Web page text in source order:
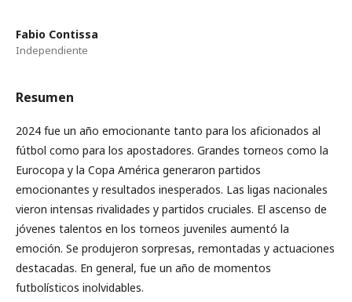
Fabio Contissa
Independiente
Resumen
2024 fue un año emocionante tanto para los aficionados al
fútbol como para los apostadores. Grandes torneos como la
Eurocopa y la Copa América generaron partidos
emocionantes y resultados inesperados. Las ligas nacionales
vieron intensas rivalidades y partidos cruciales. El ascenso de
jóvenes talentos en los torneos juveniles aumentó la
emoción. Se produjeron sorpresas, remontadas y actuaciones
destacadas. En general, fue un año de momentos
futbolísticos inolvidables.